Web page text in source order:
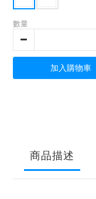
數量
加入購物車
商品描述